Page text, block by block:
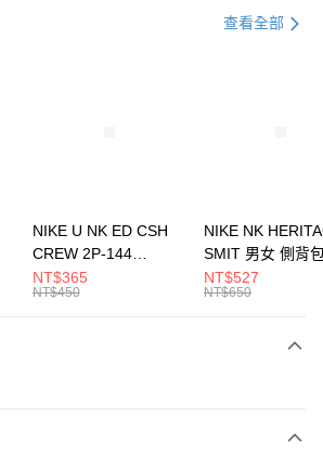
】
務後，再付款。
含以上)免運費
查看全部
NIKE U NK ED CSH
CREW 2P-144
EMBRDY 男女 短統襪
FZ3073133
NT$365
NT$450
NIKE NK
SMIT 男女 側背
BA5871010
NT$527
NT$650